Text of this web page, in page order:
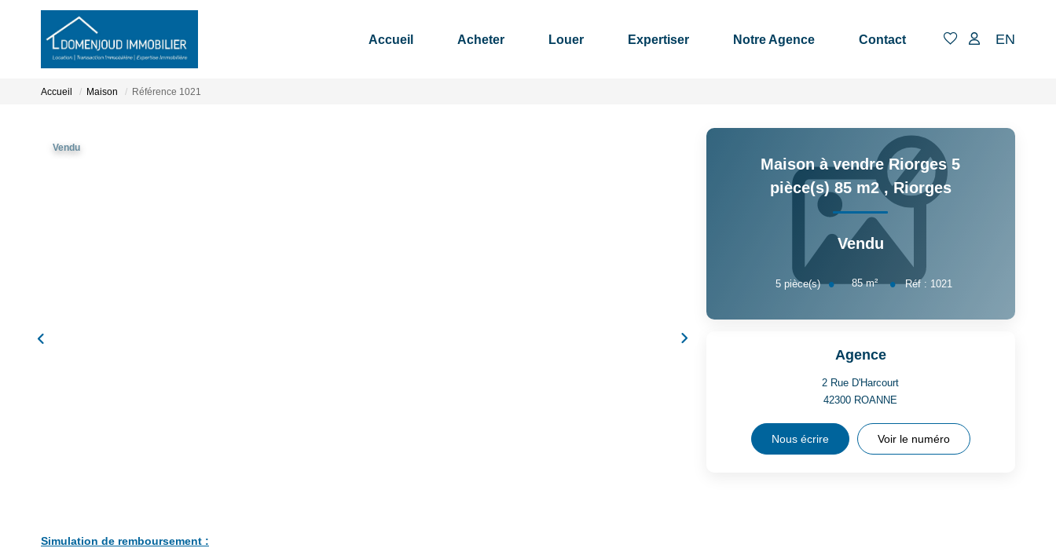
Accueil Acheter Louer Expertiser Notre Agence Contact EN
Accueil Maison Référence 1021
Vendu
Simulation de remboursement :
Maison à vendre Riorges 5
pièce(s) 85 m2,Riorges
Vendu
5 pièce(s) 85m² Réf : 1021
Agence
2 Rue D'Harcourt
42300 ROANNE
Nous écrire Voir le numéro